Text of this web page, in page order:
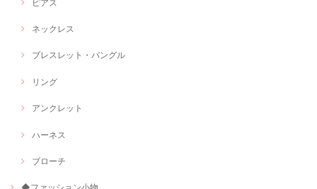
ピアス
ネックレス
ブレスレット・バングル
リング
アンクレット
ハーネス
ブローチ